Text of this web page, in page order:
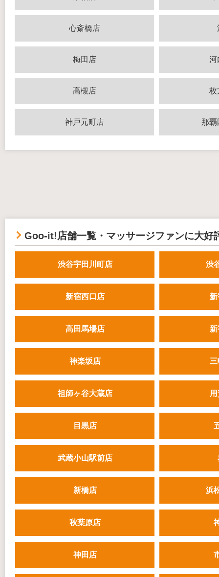
心斎橋店
梅田店 河
高槻店 枚
神戸元町店 那覇
Goo-it!店舗一覧・マッサージファンに大好
渋谷宇田川町店 渋
新宿西口店
高田馬場店
神楽坂店
祖師ヶ谷大蔵店
目黒店
武蔵小山駅前店
新橋店 浜
秋葉原店
神田店